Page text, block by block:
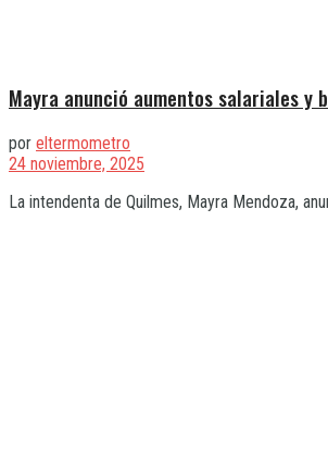
Mayra anunció aumentos salariales y
por eltermometro
24 noviembre, 2025
La intendenta de Quilmes, Mayra Mendoza,